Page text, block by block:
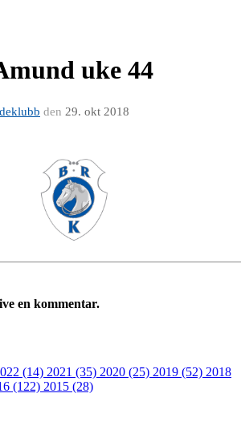
uke 44
den 29. okt 2018
en kommentar.
(14) 2021 (35) 2020 (25) 2019 (52) 2018
(122) 2015 (28)